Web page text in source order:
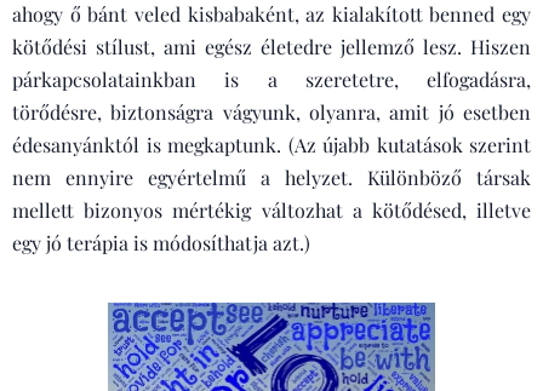
ahogy ő bánt veled kisbabaként, az kialakított benned egy
kötődési stílust, ami egész életedre jellemző lesz. Hiszen
párkapcsolatainkban is a szeretetre, elfogadásra,
törődésre, biztonságra vágyunk, olyanra, amit jó esetben
édesanyánktól is megkaptunk. (Az újabb kutatások szerint
nem ennyire egyértelmű a helyzet. Különböző társak
mellett bizonyos mértékig változhat a kötődésed, illetve
egy jó terápia is módosíthatja azt.)